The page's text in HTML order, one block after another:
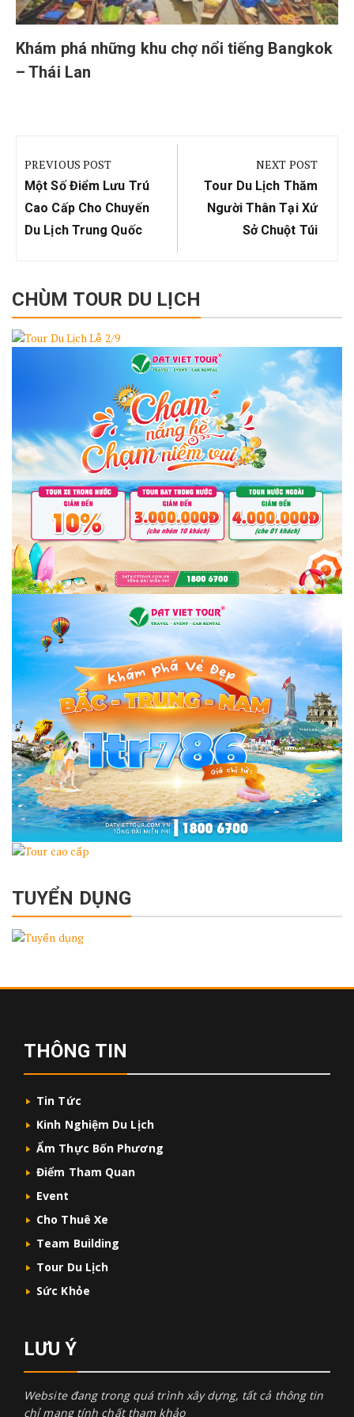
Khám phá những khu chợ nổi tiếng Bangkok
– Thái Lan
hướng
bài
viết
PREVIOUS POST
Previous
Post:
Một Số Điểm Lưu Trú
Cao Cấp Cho Chuyến
Du Lịch Trung Quốc
NEXT POST
Next
Post:
Tour Du Lịch Thăm
Người Thân Tại Xứ
Sở Chuột Túi
CHÙM TOUR DU LỊCH
TUYỂN DỤNG
THÔNG TIN
Tin Tức
Kinh Nghiệm Du Lịch
Ẩm Thực Bốn Phương
Điểm Tham Quan
Event
Cho Thuê Xe
Team Building
Tour Du Lịch
Sức Khỏe
LƯU Ý
Website đang trong quá trình xây dựng, tất cả thông tin
chỉ mang tính chất tham khảo